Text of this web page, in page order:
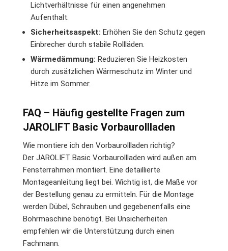
Lichtverhältnisse für einen angenehmen
Aufenthalt.
Sicherheitsaspekt: Erhöhen Sie den Schutz gegen
Einbrecher durch stabile Rollläden.
Wärmedämmung: Reduzieren Sie Heizkosten
durch zusätzlichen Wärmeschutz im Winter und
Hitze im Sommer.
FAQ – Häufig gestellte Fragen zum
JAROLIFT Basic Vorbaurollladen
Wie montiere ich den Vorbaurollladen richtig?
Der JAROLIFT Basic Vorbaurollladen wird außen am
Fensterrahmen montiert. Eine detaillierte
Montageanleitung liegt bei. Wichtig ist, die Maße vor
der Bestellung genau zu ermitteln. Für die Montage
werden Dübel, Schrauben und gegebenenfalls eine
Bohrmaschine benötigt. Bei Unsicherheiten
empfehlen wir die Unterstützung durch einen
Fachmann.